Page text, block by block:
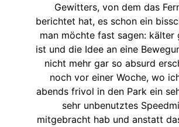
Gewitters, von dem das
berichtet hat, es schon ein
man möchte fast sagen: kälter
ist und die Idee an eine
nicht mehr gar so absurd
noch vor einer Woche, wo
abends frivol in den Park ein
sehr unbenutztes
mitgebracht hab und anstatt